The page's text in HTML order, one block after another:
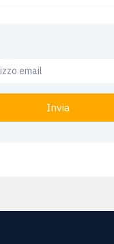
Invia